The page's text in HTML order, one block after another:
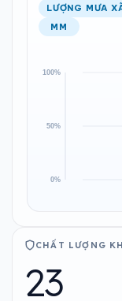
LƯỢNG MƯA
MM
CHẤT LƯỢNG
23